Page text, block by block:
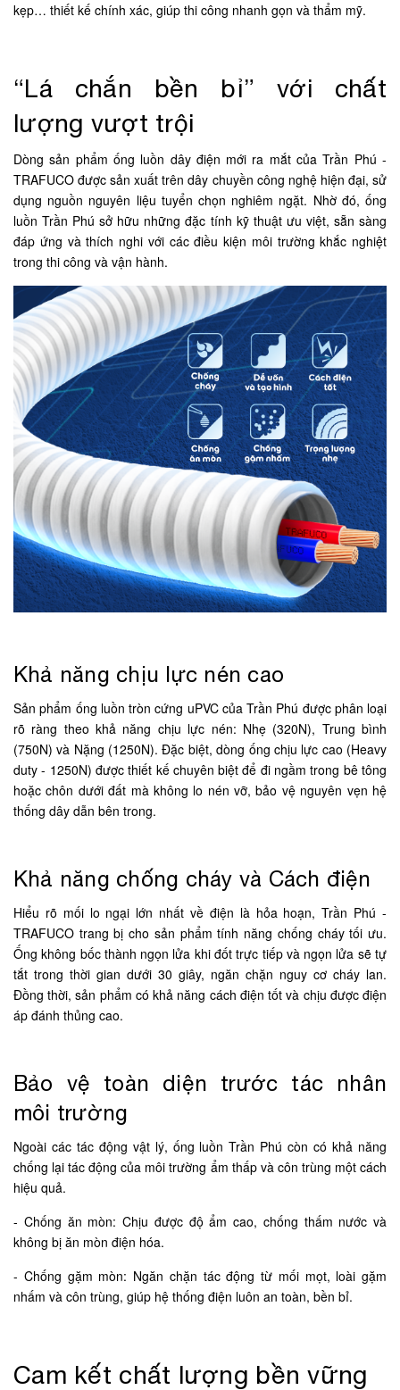
kẹp… thiết kế chính xác, giúp thi công nhanh gọn và thẩm mỹ.
“Lá chắn bền bỉ” với chất
lượng vượt trội
Dòng sản phẩm ống luồn dây điện mới ra mắt của Trần Phú -
TRAFUCO được sản xuất trên dây chuyền công nghệ hiện đại, sử
dụng nguồn nguyên liệu tuyển chọn nghiêm ngặt. Nhờ đó, ống
luồn Trần Phú sở hữu những đặc tính kỹ thuật ưu việt, sẵn sàng
đáp ứng và thích nghi với các điều kiện môi trường khắc nghiệt
trong thi công và vận hành.
Khả năng chịu lực nén cao
Sản phẩm ống luồn tròn cứng uPVC của Trần Phú được phân loại
rõ ràng theo khả năng chịu lực nén: Nhẹ (320N), Trung bình
(750N) và Nặng (1250N). Đặc biệt, dòng ống chịu lực cao (Heavy
duty - 1250N) được thiết kế chuyên biệt để đi ngầm trong bê tông
hoặc chôn dưới đất mà không lo nén vỡ, bảo vệ nguyên vẹn hệ
thống dây dẫn bên trong.
Khả năng chống cháy và Cách điện
Hiểu rõ mối lo ngại lớn nhất về điện là hỏa hoạn, Trần Phú -
TRAFUCO trang bị cho sản phẩm tính năng chống cháy tối ưu.
Ống không bốc thành ngọn lửa khi đốt trực tiếp và ngọn lửa sẽ tự
tắt trong thời gian dưới 30 giây, ngăn chặn nguy cơ cháy lan.
Đồng thời, sản phẩm có khả năng cách điện tốt và chịu được điện
áp đánh thủng cao.
Bảo vệ toàn diện trước tác nhân
môi trường
Ngoài các tác động vật lý, ống luồn Trần Phú còn có khả năng
chống lại tác động của môi trường ẩm thấp và côn trùng một cách
hiệu quả.
- Chống ăn mòn: Chịu được độ ẩm cao, chống thấm nước và
không bị ăn mòn điện hóa.
- Chống gặm mòn: Ngăn chặn tác động từ mối mọt, loài gặm
nhấm và côn trùng, giúp hệ thống điện luôn an toàn, bền bỉ.
Cam kết chất lượng bền vững